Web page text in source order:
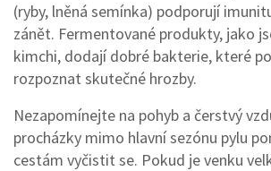
(ryby, lněná semínka) podporují
zánět. Fermentované produkty, jako
kimchi, dodají dobré bakterie, které
rozpoznat skutečné hrozby.
Nezapomínejte na pohyb a čerstvý
procházky mimo hlavní sezónu pylu
cestám vyčistit se. Pokud je venku